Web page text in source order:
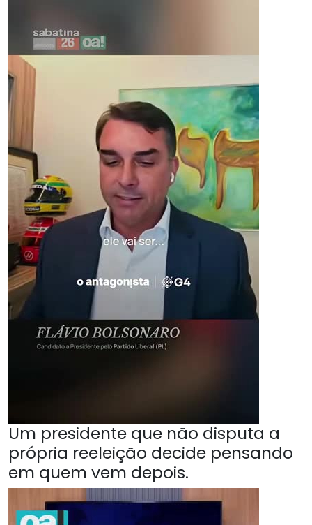
Um presidente que não disputa a
própria reeleição decide pensando
em quem vem depois.